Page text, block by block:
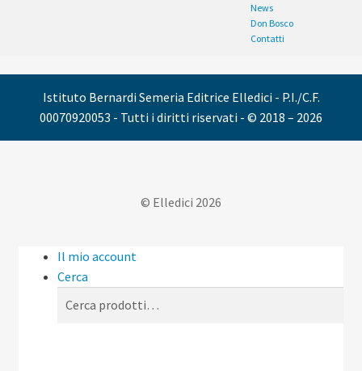
News
Don Bosco
Contatti
Istituto Bernardi Semeria Editrice Elledici - P.I./C.F.
00070920053 - Tutti i diritti riservati - © 2018 – 2026
© Elledici 2026
Il mio account
Cerca